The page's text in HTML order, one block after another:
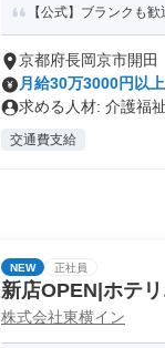
【公式】ブランクも
京都府長岡京市開田
月給30万3000円以上
求める人材: 介護福
交通費支給
NEW 正社員
新店OPEN|ホテ
株式会社東横イン